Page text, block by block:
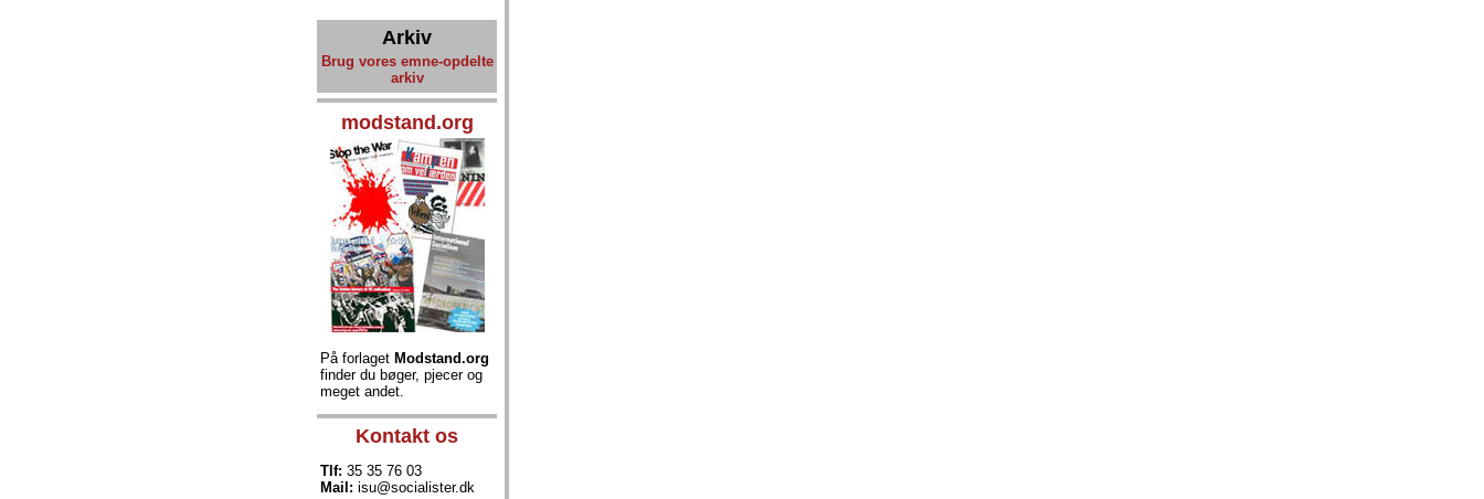
Arkiv
Brug vores emne-opdelte
arkiv
modstand.org
På forlaget Modstand.org
finder du bøger, pjecer og
meget andet.
Kontakt os
Tlf: 35 35 76 03
Mail: isu@socialister.dk